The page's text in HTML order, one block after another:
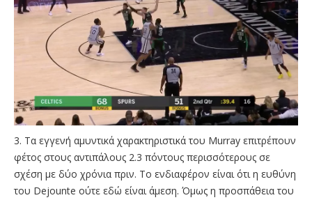
3. Τα εγγενή αμυντικά χαρακτηριστικά του Murray επιτρέπουν
φέτος στους αντιπάλους 2.3 πόντους περισσότερους σε
σχέση με δύο χρόνια πριν. Το ενδιαφέρον είναι ότι η ευθύνη
του Dejounte ούτε εδώ είναι άμεση. Όμως η προσπάθεια του